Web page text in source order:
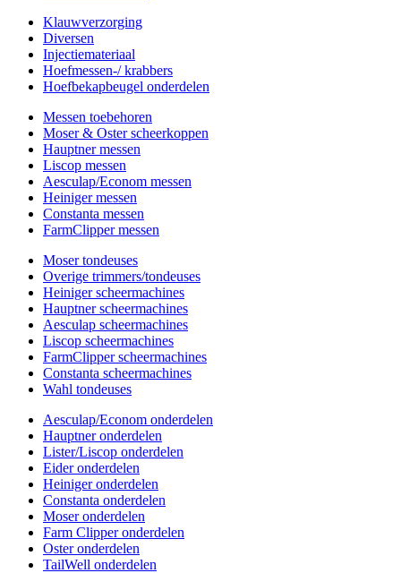
Klauwverzorging
Diversen
Injectiemateriaal
Hoefmessen-/ krabbers
Hoefbekapbeugel onderdelen
Messen toebehoren
Moser & Oster scheerkoppen
Hauptner messen
Liscop messen
Aesculap/Econom messen
Heiniger messen
Constanta messen
FarmClipper messen
Moser tondeuses
Overige trimmers/tondeuses
Heiniger scheermachines
Hauptner scheermachines
Aesculap scheermachines
Liscop scheermachines
FarmClipper scheermachines
Constanta scheermachines
Wahl tondeuses
Aesculap/Econom onderdelen
Hauptner onderdelen
Lister/Liscop onderdelen
Eider onderdelen
Heiniger onderdelen
Constanta onderdelen
Moser onderdelen
Farm Clipper onderdelen
Oster onderdelen
TailWell onderdelen